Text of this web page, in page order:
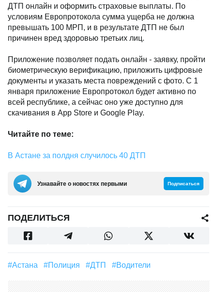
ДТП онлайн и оформить страховые выплаты. По
условиям Европротокола сумма ущерба не должна
превышать 100 МРП, и в результате ДТП не был
причинен вред здоровью третьих лиц.
Приложение позволяет подать онлайн - заявку, пройти
биометрическую верификацию, приложить цифровые
документы и указать места повреждений с фото. С 1
января приложение Европротокол будет активно по
всей республике, а сейчас оно уже доступно для
скачивания в App Store и Google Play.
Читайте по теме:
В Астане за полдня случилось 40 ДТП
Узнавайте о новостях первыми Подписаться
ПОДЕЛИТЬСЯ
#Астана #полиция #ДТП #водители